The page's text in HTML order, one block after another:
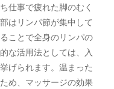
仕事で疲れた脚のむく
はリンパ節が集中して
ことで全身のリンパの
な活用法としては、入
げられます。温まった
め、マッサージの効果